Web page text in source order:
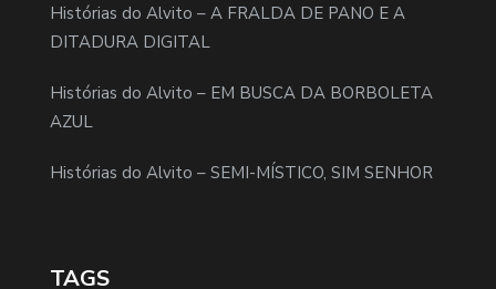
Histórias do Alvito – A FRALDA DE PANO E A
DITADURA DIGITAL
Histórias do Alvito – EM BUSCA DA BORBOLETA
AZUL
Histórias do Alvito – SEMI-MÍSTICO, SIM SENHOR
TAGS